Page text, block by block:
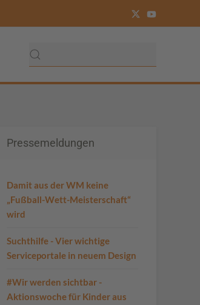
Pressemeldungen
Damit aus der WM keine
„Fußball-Wett-Meisterschaft“
wird
Suchthilfe - Vier wichtige
Serviceportale in neuem Design
#Wir werden sichtbar -
Aktionswoche für Kinder aus